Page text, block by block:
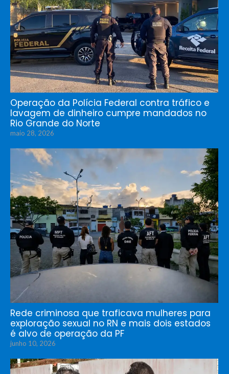
Operação da Polícia Federal contra tráfico e
lavagem de dinheiro cumpre mandados no
Rio Grande do Norte
maio 28, 2026
Rede criminosa que traficava mulheres para
exploração sexual no RN e mais dois estados
é alvo de operação da PF
junho 10, 2026